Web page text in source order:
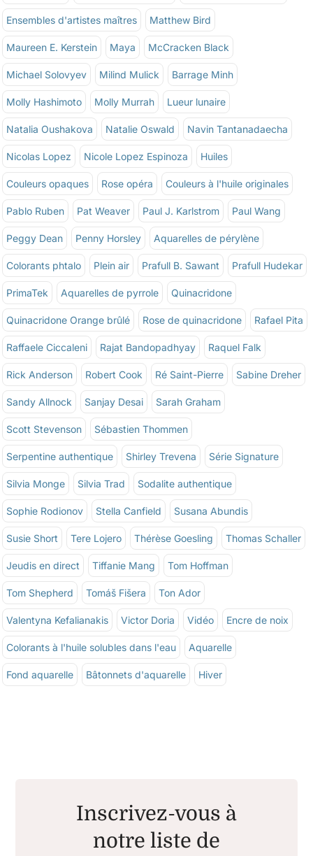
Ensembles d'artistes maîtres Matthew Bird
Maureen E. Kerstein Maya McCracken Black
Michael Solovyev Milind Mulick Barrage Minh
Molly Hashimoto Molly Murrah Lueur lunaire
Natalia Oushakova Natalie Oswald Navin Tantanadaecha
Nicolas Lopez Nicole Lopez Espinoza Huiles
Couleurs opaques Rose opéra Couleurs à l'huile originales
Pablo Ruben Pat Weaver Paul J. Karlstrom Paul Wang
Peggy Dean Penny Horsley Aquarelles de pérylène
Colorants phtalo Plein air Prafull B. Sawant Prafull Hudekar
PrimaTek Aquarelles de pyrrole Quinacridone
Quinacridone Orange brûlé Rose de quinacridone Rafael Pita
Raffaele Ciccaleni Rajat Bandopadhyay Raquel Falk
Rick Anderson Robert Cook Ré Saint-Pierre Sabine Dreher
Sandy Allnock Sanjay Desai Sarah Graham
Scott Stevenson Sébastien Thommen
Serpentine authentique Shirley Trevena Série Signature
Silvia Monge Silvia Trad Sodalite authentique
Sophie Rodionov Stella Canfield Susana Abundis
Susie Short Tere Lojero Thérèse Goesling Thomas Schaller
Jeudis en direct Tiffanie Mang Tom Hoffman
Tom Shepherd Tomáš Fišera Ton Ador
Valentyna Kefalianakis Victor Doria Vidéo Encre de noix
Colorants à l'huile solubles dans l'eau Aquarelle
Fond aquarelle Bâtonnets d'aquarelle Hiver
Inscrivez-vous à
notre liste de